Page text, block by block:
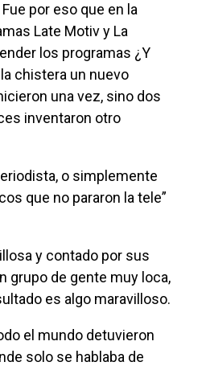
por eso que en la
Late Motiv y La
los programas ¿Y
chistera un nuevo
una vez, sino dos
inventaron otro
que no pararon la tele”
grupo de gente muy loca,
es algo maravilloso.
solo se hablaba de